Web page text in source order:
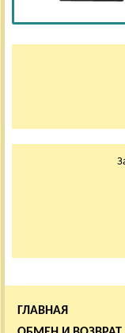
ГЛАВНАЯ